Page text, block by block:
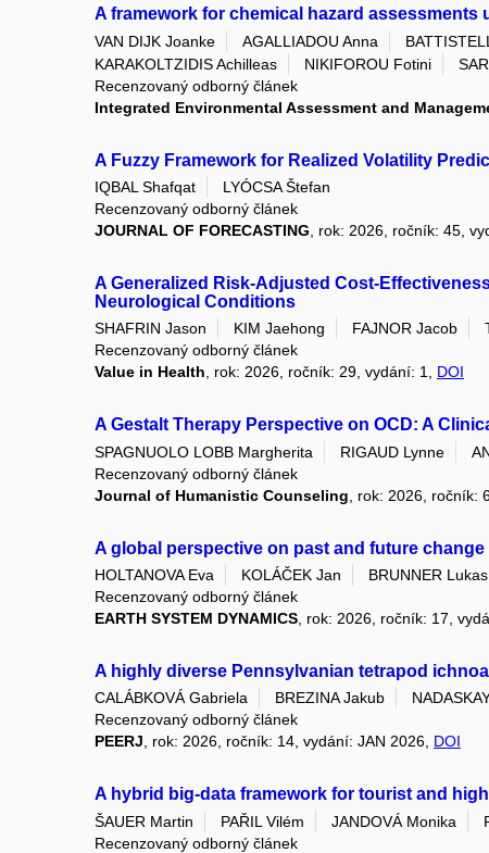
A framework for chemical hazard
VAN DIJK Joanke AGALLIADOU Anna
KARAKOLTZIDIS Achilleas
NIKIFOROU Fotini
Recenzovaný odborný článek
Integrated Environmental Assessment and
A Fuzzy Framework for Realized Volatility
IQBAL Shafqat
LYÓCSA Štefan
Recenzovaný odborný článek
JOURNAL OF FORECASTING , rok: 2026, ročník: 45,
A Generalized Risk-Adjusted Cost-
Neurological Conditions
SHAFRIN Jason KIM Jaehong FAJNOR Jacob
Recenzovaný odborný článek
Value in Health, rok: 2026, ročník: 29, vydání: 1, DOI
A Gestalt Therapy Perspective on OCD: A
SPAGNUOLO LOBB Margherita RIGAUD Lynne
Recenzovaný odborný článek
Journal of Humanistic Counseling , rok: 2026, ročník:
A global perspective on past and future
HOLTANOVA Eva KOLÁČEK Jan
BRUNNER Lukas
Recenzovaný odborný článek
EARTH SYSTEM DYNAMICS , rok: 2026, ročník: 17,
A highly diverse Pennsylvanian tetrapod
CALÁBKOVÁ Gabriela BREZINA Jakub
Recenzovaný odborný článek
PEERJ, rok: 2026, ročník: 14, vydání: JAN 2026, DOI
A hybrid big-data framework for tourist and
ŠAUER Martin PAŘIL Vilém JANDOVÁ Monika
Recenzovaný odborný článek